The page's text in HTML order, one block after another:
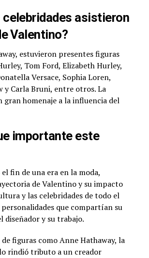
celebridades asistieron
Valentino?
estuvieron presentes figuras
Tom Ford, Elizabeth Hurley,
Versace, Sophia Loren,
y Carla Bruni, entre otros. La
gran homenaje a la influencia del
importante este
fin de una era en la moda,
de Valentino y su impacto
y las celebridades de todo el
personalidades que compartían su
diseñador y su trabajo.
figuras como Anne Hathaway, la
rindió tributo a un creador